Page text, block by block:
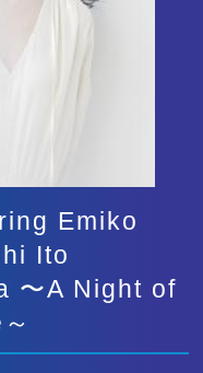
Emiko
Ito
〜A Night of